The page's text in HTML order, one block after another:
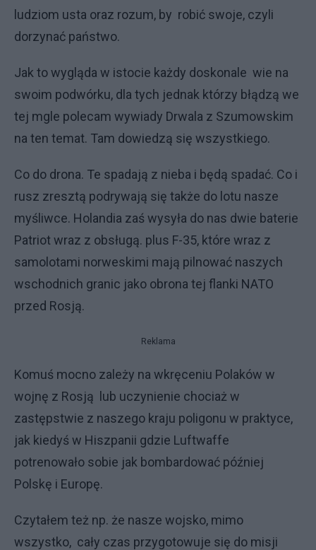
ludziom usta oraz rozum, by robić swoje, czyli
dorzynać państwo.
Jak to wygląda w istocie każdy doskonale wie na
swoim podwórku, dla tych jednak którzy błądzą we
tej mgle polecam wywiady Drwala z Szumowskim
na ten temat. Tam dowiedzą się wszystkiego.
Co do drona. Te spadają z nieba i będą spadać. Co i
rusz zresztą podrywają się także do lotu nasze
myśliwce. Holandia zaś wysyła do nas dwie baterie
Patriot wraz z obsługą. plus F-35, które wraz z
samolotami norweskimi mają pilnować naszych
wschodnich granic jako obrona tej flanki NATO
przed Rosją.
Reklama
Komuś mocno zależy na wkręceniu Polaków w
wojnę z Rosją lub uczynienie chociaż w
zastępstwie z naszego kraju poligonu w praktyce,
jak kiedyś w Hiszpanii gdzie Luftwaffe
potrenowało sobie jak bombardować później
Polskę i Europę.
Czytałem też np. że nasze wojsko, mimo
wszystko, cały czas przygotowuje się do misji